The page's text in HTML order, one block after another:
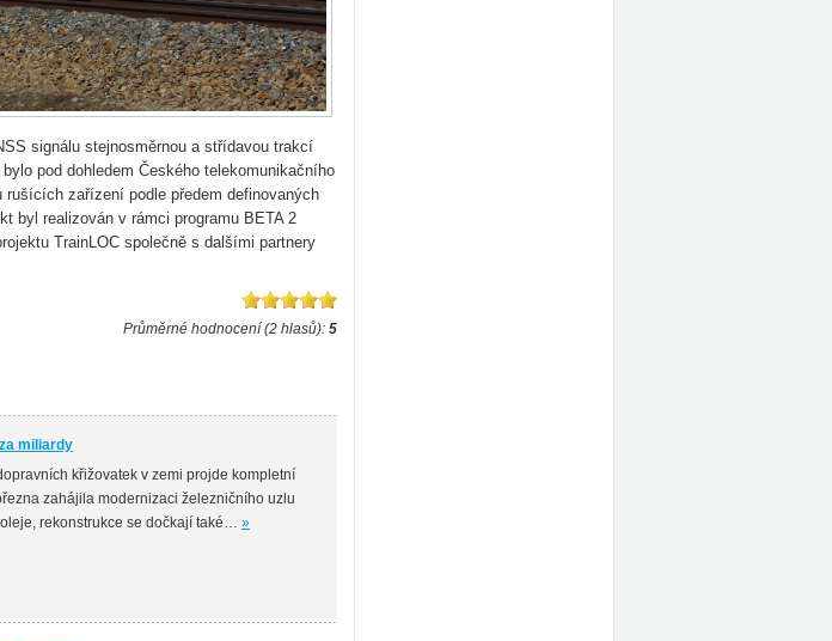
signálu stejnosměrnou a střídavou trakcí
pod dohledem Českého telekomunikačního
zařízení podle předem definovaných
byl realizován v rámci programu BETA 2
TrainLOC společně s dalšími partnery
Průměrné hodnocení (2 hlasů): 5
miliardy
křižovatek v zemi projde kompletní
zahájila modernizaci železničního uzlu
rekonstrukce se dočkají také… »